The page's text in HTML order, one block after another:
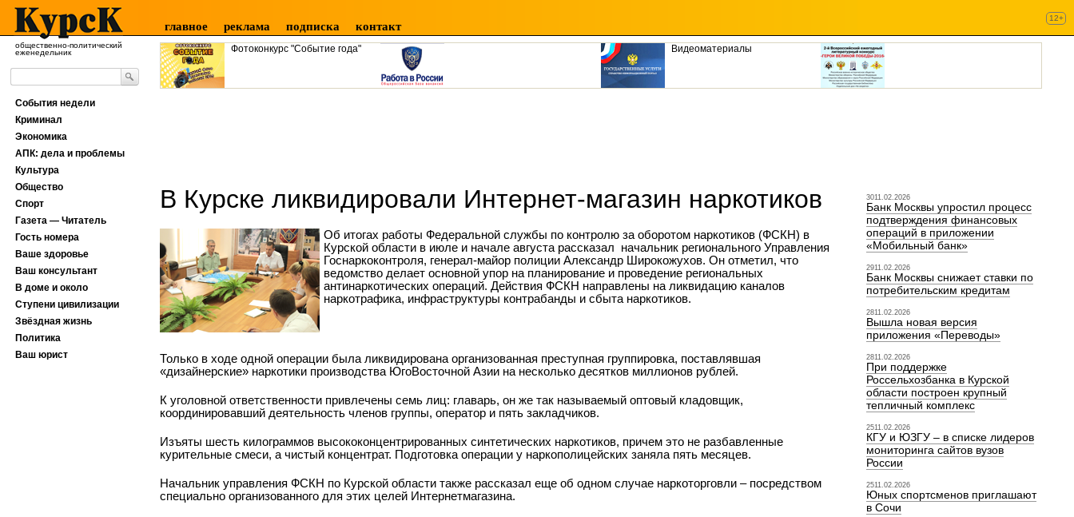
общественно-политический
еженедельник
главное реклама подписка контакт
12+
Фотоконкурс "Событие года" Видеоматериалы
В Курске ликвидировали Интернет-магазин наркотиков
Об итогах работы Федеральной службы по контролю за оборотом наркотиков (ФСКН) в
Курской области в июле и начале августа рассказал начальник регионального Управления
Госнаркоконтроля, генерал-майор полиции Александр Широкожухов. Он отметил, что
ведомство делает основной упор на планирование и проведение региональных
антинаркотических операций. Действия ФСКН направлены на ликвидацию каналов
наркотрафика, инфраструктуры контрабанды и сбыта наркотиков.
Только в ходе одной операции была ликвидирована организованная преступная группировка, поставлявшая
«дизайнерские» наркотики производства Юго­Восточной Азии на несколько десятков миллионов рублей.
К уголовной ответственности привлечены семь лиц: главарь, он же так называемый оптовый кладовщик,
координировавший деятельность членов группы, оператор и пять закладчиков.
Изъяты шесть килограммов высококонцентрированных синтетических наркотиков, причем это не разбавленные
курительные смеси, а чистый концентрат. Подготовка операции у наркополицейских заняла пять месяцев.
Начальник управления ФСКН по Курской области также рассказал еще об одном случае наркоторговли – посредством
специально организованного для этих целей Интернет­магазина.
3011.02.2026
Банк Москвы упростил процесс
подтверждения финансовых
операций в приложении
«Мобильный банк»
2911.02.2026
Банк Москвы снижает ставки по
потребительским кредитам
2811.02.2026
Вышла новая версия
приложения «Переводы»
2811.02.2026
При поддержке
Россельхозбанка в Курской
области построен крупный
тепличный комплекс
2511.02.2026
КГУ и ЮЗГУ – в списке лидеров
мониторинга сайтов вузов
России
2511.02.2026
Юных спортсменов приглашают
в Сочи
События недели
Криминал
Экономика
АПК: дела и проблемы
Культура
Общество
Спорт
Газета — Читатель
Гость номера
Ваше здоровье
Ваш консультант
В доме и около
Ступени цивилизации
Звёздная жизнь
Политика
Ваш юрист